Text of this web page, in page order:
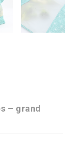
– grand